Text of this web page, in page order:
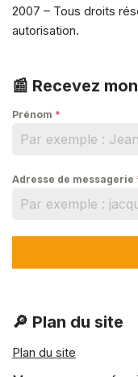
2007 – Tous droits
autorisation.
📰 Recevez
Prénom *
Adresse de messagerie
🔎 Plan du site
Plan du site